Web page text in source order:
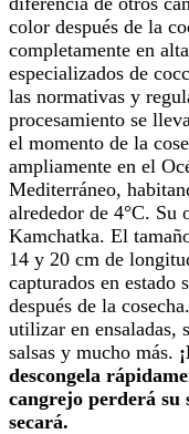
color después de la
completamente en
especializados de
las normativas y
procesamiento se
el momento de la
ampliamente en el
Mediterráneo,
alrededor de 4°C. Su
Kamchatka. El
14 y 20 cm de
capturados en estado
después de la
utilizar en ensaladas,
salsas y mucho más.
descongela
cangrejo perderá
secará.